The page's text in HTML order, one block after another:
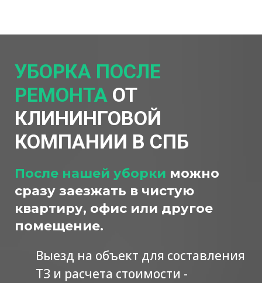
УБОРКА ПОСЛЕ
РЕМОНТА ОТ
КЛИНИНГОВОЙ
КОМПАНИИ В СПБ
После нашей уборки можно
сразу заезжать в чистую
квартиру, офис или другое
помещение.
Выезд на объект для составления
ТЗ и расчета стоимости -